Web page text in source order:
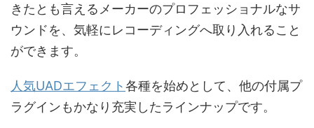
きたとも言えるメーカーのプロフェッショナルなサ
ウンドを、気軽にレコーディングへ取り入れること
ができます。
人気UADエフェクト各種を始めとして、他の付属プ
ラグインもかなり充実したラインナップです。